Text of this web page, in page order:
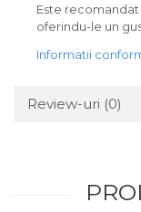
Este
oferindu-le un
Informatii
Review-uri (0)